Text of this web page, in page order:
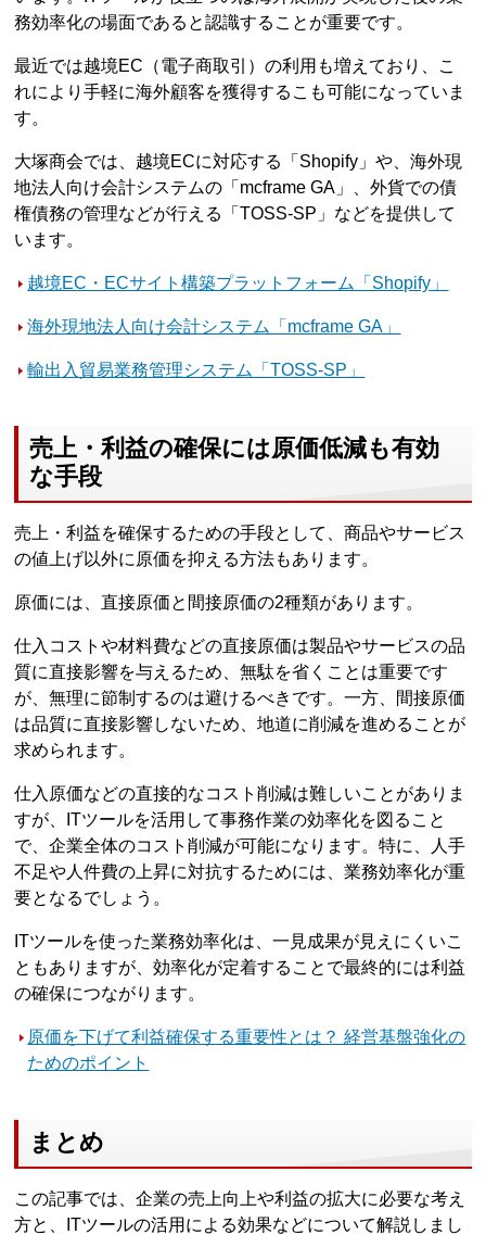
務効率化の場面であると認識することが重要です。
最近では越境EC（電子商取引）の利用も増えており、こ
れにより手軽に海外顧客を獲得するこも可能になっていま
す。
大塚商会では、越境ECに対応する「Shopify」や、海外現
地法人向け会計システムの「mcframe GA」、外貨での債
権債務の管理などが行える「TOSS-SP」などを提供して
います。
越境EC・ECサイト構築プラットフォーム「Shopify」
海外現地法人向け会計システム「mcframe GA」
輸出入貿易業務管理システム「TOSS-SP」
売上・利益の確保には原価低減も有効
な手段
売上・利益を確保するための手段として、商品やサービス
の値上げ以外に原価を抑える方法もあります。
原価には、直接原価と間接原価の2種類があります。
仕入コストや材料費などの直接原価は製品やサービスの品
質に直接影響を与えるため、無駄を省くことは重要です
が、無理に節制するのは避けるべきです。一方、間接原価
は品質に直接影響しないため、地道に削減を進めることが
求められます。
仕入原価などの直接的なコスト削減は難しいことがありま
すが、ITツールを活用して事務作業の効率化を図ること
で、企業全体のコスト削減が可能になります。特に、人手
不足や人件費の上昇に対抗するためには、業務効率化が重
要となるでしょう。
ITツールを使った業務効率化は、一見成果が見えにくいこ
ともありますが、効率化が定着することで最終的には利益
の確保につながります。
原価を下げて利益確保する重要性とは？ 経営基盤強化の
ためのポイント
まとめ
この記事では、企業の売上向上や利益の拡大に必要な考え
方と、ITツールの活用による効果などについて解説しまし